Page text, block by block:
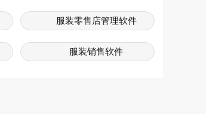
服装零售店管理软件
服装销售软件